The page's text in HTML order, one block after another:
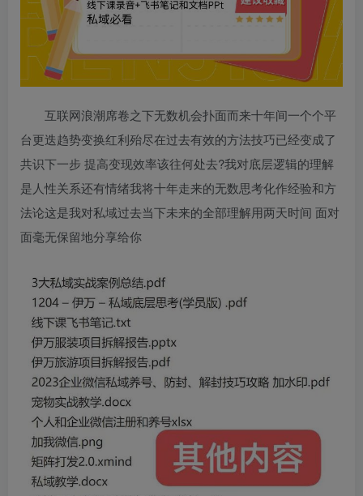
互联网浪潮席卷之下无数机会扑面而来十年间一个个平
台更迭趋势变换红利殆尽在过去有效的方法技巧已经变成了
共识下一步 提高变现效率该往何处去?我对底层逻辑的理解
是人性关系还有情绪我将十年走来的无数思考化作经验和方
法论这是我对私域过去当下未来的全部理解用两天时间 面对
面毫无保留地分享给你